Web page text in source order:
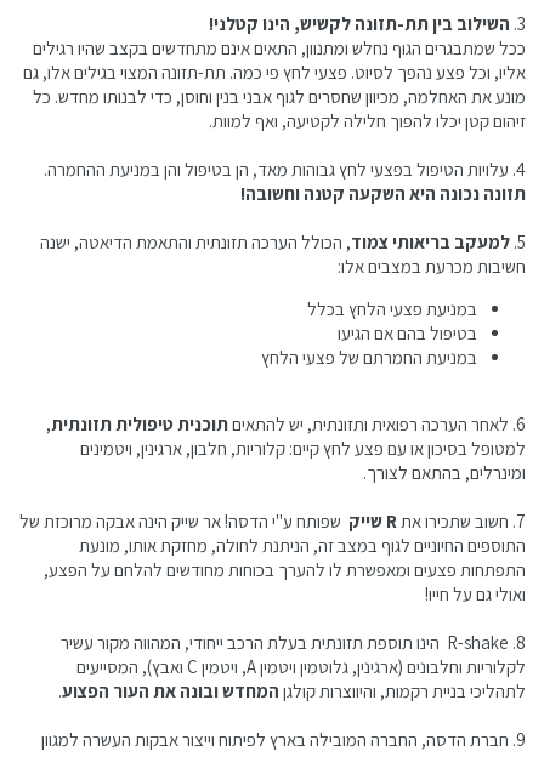
3. השילוב בין תת-תזונה לקשיש, הינו קטלני!
ככל שמתבגרים הגוף נחלש ומתנוון, התאים אינם מתחדשים בקצב שהיו רגילים
אליו, וכל פצע נהפך לסיוט. פצעי לחץ פי כמה. תת-תזונה המצוי בגילים אלו, גם
מונע את האחלמה, מכיוון שחסרים לגוף אבני בנין וחוסן, כדי לבנותו מחדש. כל
זיהום קטן יכלו להפוך חלילה לקטיעה, ואף למוות.
4. עלויות הטיפול בפצעי לחץ גבוהות מאד, הן בטיפול והן במניעת ההחמרה.
תזונה נכונה היא השקעה קטנה וחשובה!
5. למעקב בריאותי צמוד, הכולל הערכה תזונתית והתאמת הדיאטה, ישנה
חשיבות מכרעת במצבים אלו:
במניעת פצעי הלחץ בכלל
בטיפול בהם אם הגיעו
במניעת החמרתם של פצעי הלחץ
6. לאחר הערכה רפואית ותזונתית, יש להתאים תוכנית טיפולית תזונתית,
למטופל בסיכון או עם פצע לחץ קיים: קלוריות, חלבון, ארגינין, ויטמינים
ומינרלים, בהתאם לצורך.
7. חשוב שתכירו את R שייק
שפותח ע"י הדסה! אר שייק הינה אבקה מרוכזת של
התוספים החיוניים לגוף במצב זה, הניתנת לחולה, מחזקת אותו, מונעת
התפתחות פצעים ומאפשרת לו להערך בכוחות מחודשים להלחם על הפצע,
ואולי גם על חייו!
8. R-shake הינו תוספת תזונתית בעלת הרכב ייחודי, המהווה מקור עשיר
לקלוריות וחלבונים (ארגינין, גלוטמין ויטמין A, ויטמין C ואבץ), המסייעים
לתהליכי בניית רקמות, והיווצרות קולגן המחדש ובונה את העור הפצוע.
9. חברת הדסה, החברה המובילה בארץ לפיתוח וייצור אבקות העשרה למגוון